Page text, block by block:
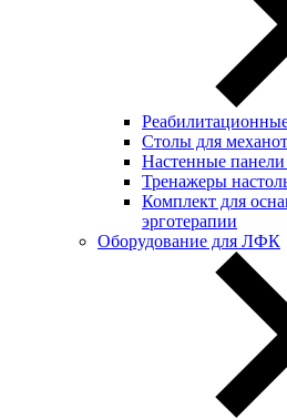
Столы для
Настенные
Тренажеры
Комплект для
эрготерапии
Оборудование для ЛФК